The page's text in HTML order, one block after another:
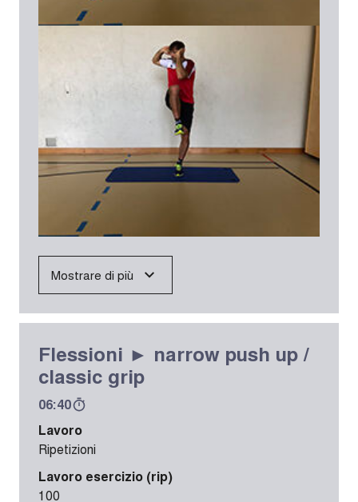
Mostrare di più
Flessioni ► narrow push up /
classic grip
06:40
Lavoro
Ripetizioni
Lavoro esercizio (rip)
100